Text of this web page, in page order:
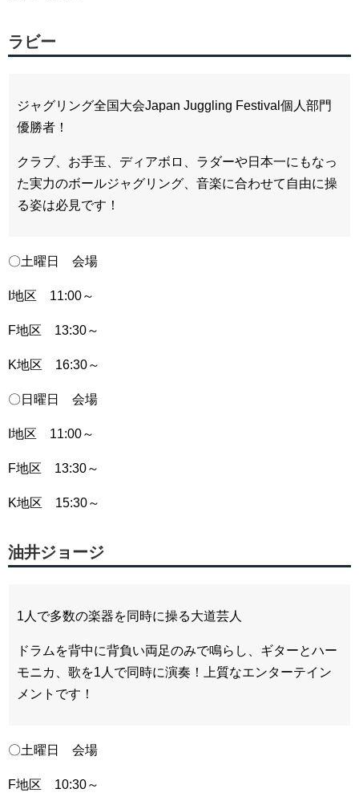
ラビー
ジャグリング全国大会Japan Juggling Festival個人部門
優勝者！
クラブ、お手玉、ディアボロ、ラダーや日本一にもなっ
た実力のボールジャグリング、音楽に合わせて自由に操
る姿は必見です！
〇土曜日 会場
I地区 11:00～
F地区 13:30～
K地区 16:30～
〇日曜日 会場
I地区 11:00～
F地区 13:30～
K地区 15:30～
油井ジョージ
1人で多数の楽器を同時に操る大道芸人
ドラムを背中に背負い両足のみで鳴らし、ギターとハー
モニカ、歌を1人で同時に演奏！上質なエンターテイン
メントです！
〇土曜日 会場
F地区 10:30～